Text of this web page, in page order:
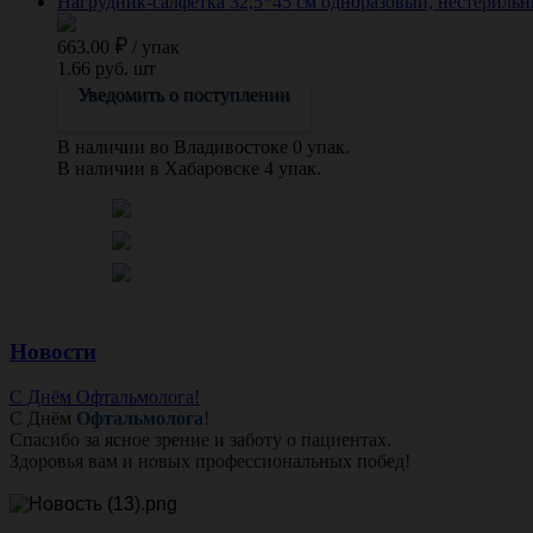
663.00 / упак
1.66 руб. шт
Уведомить о поступлении
В наличии во Владивостоке 0 упак.
В наличии в Хабаровске 4 упак.
Новости
С Днём Офтальмолога!
С Днём Офтальмолога!
Спасибо за ясное зрение и заботу о пациентах.
Здоровья вам и новых профессиональных побед!